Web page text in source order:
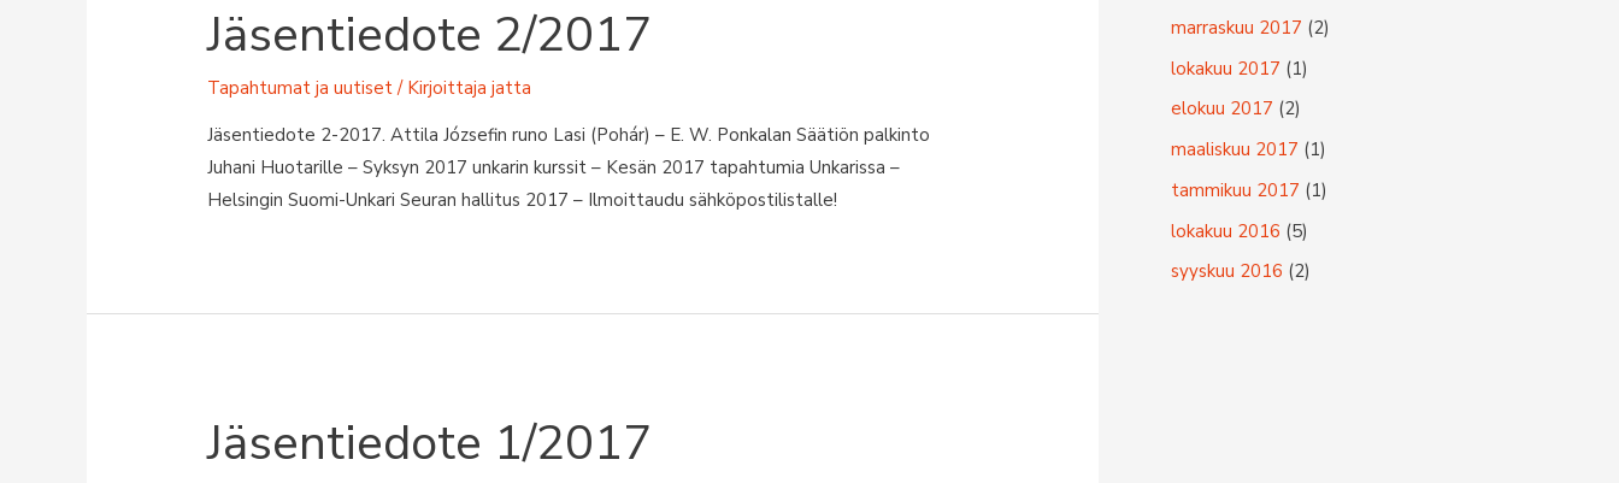
Jäsentiedote 2/2017
Tapahtumat ja uutiset / Kirjoittajajatta
Jäsentiedote 2-2017. Attila Józsefin runo Lasi (Pohár) – E. W. Ponkalan Säätiön palkinto
Juhani Huotarille – Syksyn 2017 unkarin kurssit – Kesän 2017 tapahtumia Unkarissa –
Helsingin Suomi-Unkari Seuran hallitus 2017 – Ilmoittaudu sähköpostilistalle!
Jäsentiedote 1/2017
marraskuu 2017 (2)
lokakuu 2017 (1)
elokuu 2017 (2)
maaliskuu 2017 (1)
tammikuu 2017 (1)
lokakuu 2016 (5)
syyskuu 2016 (2)